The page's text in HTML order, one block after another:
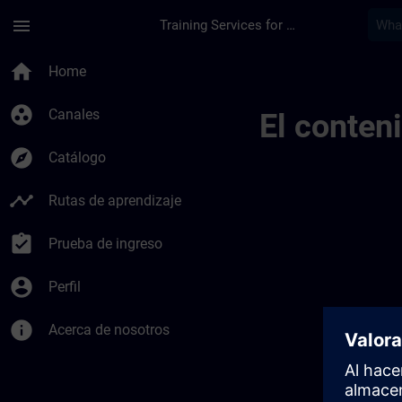
menu Training Services for Digital Industries
home Home
group_work Canales
explore Catálogo
timeline Rutas de aprendizaje
assignment_turned_in Prueba de ingreso
account_circle Perfil
info Acerca de nosotros
El